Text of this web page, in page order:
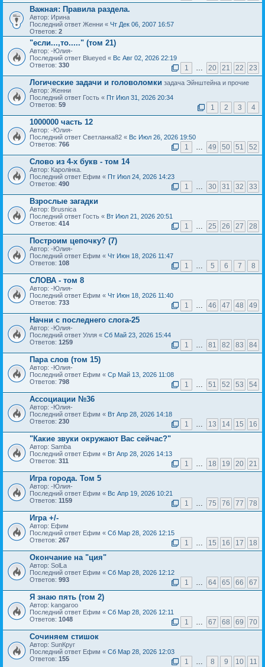
Важная: Правила раздела.
Автор: Ирина
Последний ответ Женни « Чт Дек 06, 2007 16:57
Ответов: 2
"если...,то....." (том 21)
Автор: -Юлия-
Последний ответ Blueyed « Вс Авг 02, 2026 22:19
Ответов: 330 1 … 20 21 22 23
Логические задачи и головоломки задача Эйнштейна и прочие
Автор: Женни
Последний ответ Гость « Пт Июл 31, 2026 20:34
Ответов: 59 1 2 3 4
1000000 часть 12
Автор: -Юлия-
Последний ответ Светланка82 « Вс Июл 26, 2026 19:50
Ответов: 766 1 … 49 50 51 52
Слово из 4-х букв - том 14
Автор: Каролiнка.
Последний ответ Ефим « Пт Июл 24, 2026 14:23
Ответов: 490 1 … 30 31 32 33
Взрослые загадки
Автор: Brusnica
Последний ответ Гость « Вт Июл 21, 2026 20:51
Ответов: 414 1 … 25 26 27 28
Построим цепочку? (7)
Автор: -Юлия-
Последний ответ Ефим « Чт Июн 18, 2026 11:47
Ответов: 108 1 … 5 6 7 8
СЛОВА - том 8
Автор: -Юлия-
Последний ответ Ефим « Чт Июн 18, 2026 11:40
Ответов: 733 1 … 46 47 48 49
Начни с последнего слога-25
Автор: -Юлия-
Последний ответ Улля « Сб Май 23, 2026 15:44
Ответов: 1259 1 … 81 82 83 84
Пара слов (том 15)
Автор: -Юлия-
Последний ответ Ефим « Ср Май 13, 2026 11:08
Ответов: 798 1 … 51 52 53 54
Ассоциации №36
Автор: -Юлия-
Последний ответ Ефим « Вт Апр 28, 2026 14:18
Ответов: 230 1 … 13 14 15 16
"Какие звуки окружают Вас сейчас?"
Автор: Samba
Последний ответ Ефим « Вт Апр 28, 2026 14:13
Ответов: 311 1 … 18 19 20 21
Игра города. Том 5
Автор: -Юлия-
Последний ответ Ефим « Вс Апр 19, 2026 10:21
Ответов: 1159 1 … 75 76 77 78
Игра +/-
Автор: Ефим
Последний ответ Ефим « Сб Мар 28, 2026 12:15
Ответов: 267 1 … 15 16 17 18
Окончание на "ция"
Автор: SolLa
Последний ответ Ефим « Сб Мар 28, 2026 12:12
Ответов: 993 1 … 64 65 66 67
Я знаю пять (том 2)
Автор: kangaroo
Последний ответ Ефим « Сб Мар 28, 2026 12:11
Ответов: 1048 1 … 67 68 69 70
Сочиняем стишок
Автор: SunКруг
Последний ответ Ефим « Сб Мар 28, 2026 12:03
Ответов: 155 1 … 8 9 10 11